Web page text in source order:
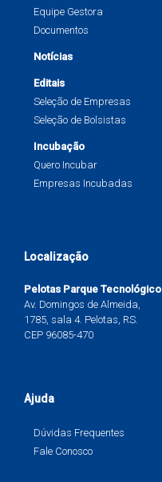
Equipe Gestora
Documentos
Notícias
Editais
Seleção de Empresas
Seleção de Bolsistas
Incubação
Quero Incubar
Empresas Incubadas
Localização
Pelotas Parque Tecnológico
Av. Domingos de Almeida,
1785, sala 4. Pelotas, RS.
CEP 96085-470
Ajuda
Dúvidas Frequentes
Fale Conosco